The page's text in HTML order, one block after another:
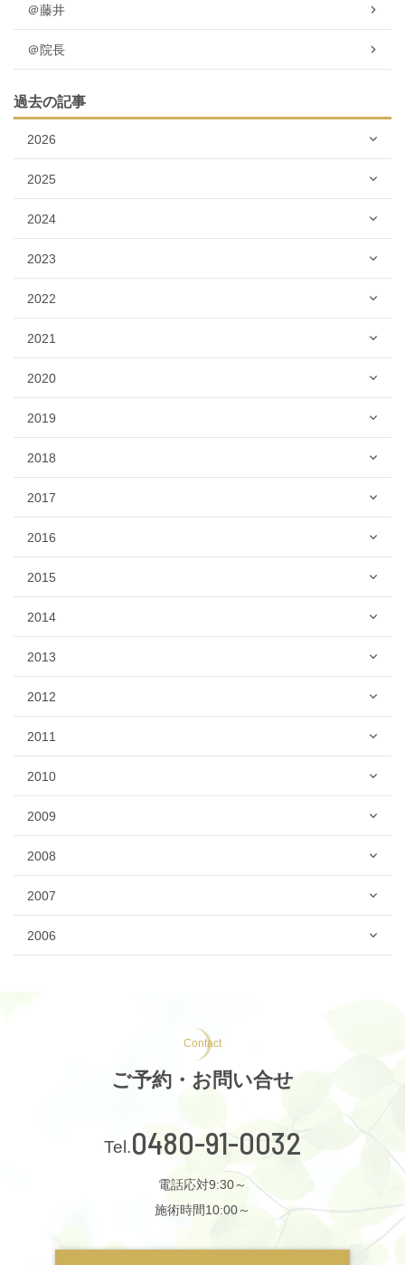
＠藤井
＠院長
過去の記事
2026
2025
2024
2023
2022
2021
2020
2019
2018
2017
2016
2015
2014
2013
2012
2011
2010
2009
2008
2007
2006
Contact
ご予約・お問い合せ
0480-91-0032
電話応対9:30～
施術時間10:00～